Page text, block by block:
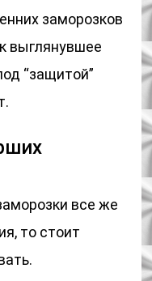
заморозков
выглянувшее
“защитой”
все же
то стоит